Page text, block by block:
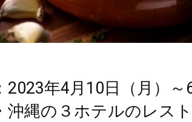
2023年4月10日（月）
沖縄の３ホテルのレス